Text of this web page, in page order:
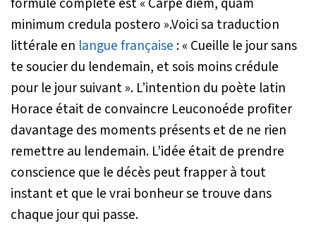
minimum credula postero ».Voici sa traduction
littérale en langue française : « Cueille le jour sans
te soucier du lendemain, et sois moins crédule
pour le jour suivant ». L’intention du poète latin
Horace était de convaincre Leuconoéde profiter
davantage des moments présents et de ne rien
remettre au lendemain. L’idée était de prendre
conscience que le décès peut frapper à tout
instant et que le vrai bonheur se trouve dans
chaque jour qui passe.